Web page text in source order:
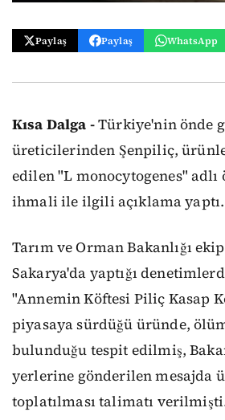
Paylaş Paylaş WhatsApp
Kısa Dalga -Türkiye'nin önde
üreticilerinden Şenpiliç,
edilen "L monocytogenes"
ihmali ile ilgili açıklama yaptı.
Tarım ve Orman Bakanlığı
Sakarya'da yaptığı
"Annemin Köftesi Piliç Kasap
piyasaya sürdüğü üründe,
bulunduğu tespit edilmiş,
yerlerine gönderilen mesajda
toplatılması talimatı